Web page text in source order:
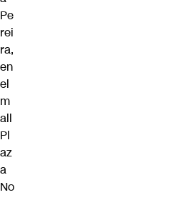
Pe
rei
ra,
en
el
m
all
Pl
az
a
No